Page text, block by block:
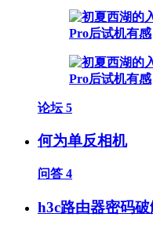
论坛 5
何为单反相机
问答 4
h3c路由器密码破